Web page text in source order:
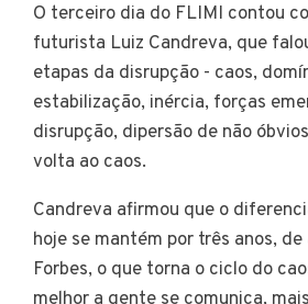
O terceiro dia do FLIMI contou
futurista Luiz Candreva, que
etapas da disrupção - caos,
estabilização, inércia, forças
disrupção, dipersão de não
volta ao caos.
Candreva afirmou que o
hoje se mantém por três anos,
Forbes, o que torna o ciclo do